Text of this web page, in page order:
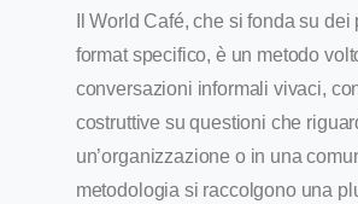
Il World Café, che si fonda su
format specifico, è un metodo
conversazioni informali vivaci,
costruttive su questioni che
un’organizzazione o in una
metodologia si raccolgono una